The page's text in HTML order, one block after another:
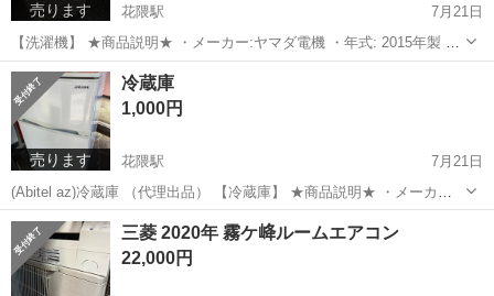
売ります 花隈駅
7月21日
【洗濯機】 ★商品説明★ ・メーカー:ヤマダ電機 ・年式: 2015年製 ・
型番: TWM －T50Al ・サイズ: 幅565mm×奥行534mm×高さ890mm ・
容量:5kg ★商品の状態★ ・外装 傷箇所あ...
兵庫 神戸市 花隈駅
売ります
冷蔵庫
1,000円
花隈駅
7月21日
(Abitel az)冷蔵庫 （代理出品） 【冷蔵庫】 ★商品説明★ ・メーカー:
アビテラックス ・年式: 2017年製 ・サイズ: 幅475mm×奥行525mm×
高850mm ★商品の状態★ ・外装 傷箇所あり...
兵庫 神戸市 花隈駅 季節、空調家電
三菱 2020年 霧ケ𡶶ルームエアコン
22,000円